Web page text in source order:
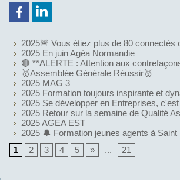
2025🚨 Vous étiez plus de 80 connectés
2025 En juin Agéa Normandie
🔴 **ALERTE : Attention aux
🥇Assemblée Générale Réussir🥇
2025 MAG 3
2025 Formation toujours inspirante et
2025 Se développer en Entreprises,
2025 Retour sur la semaine de Qualité
2025 AGEA EST
2025 🔔 Formation jeunes agents à Saint
1
2 3 4 5 » ... 21